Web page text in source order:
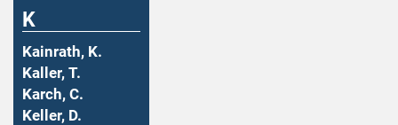
K
Kainrath, K.
Kaller, T.
Karch, C.
Keller, D.